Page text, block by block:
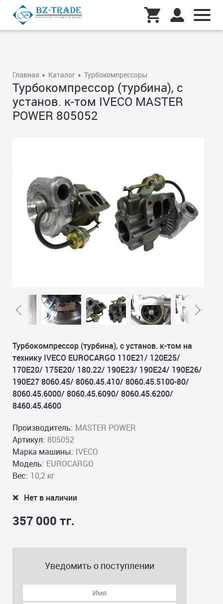
Главная Каталог Турбокомпрессоры
Турбокомпрессор (турбина), с
установ. к-том IVECO MASTER
POWER 805052
Турбокомпрессор (турбина), с установ. к-том на
технику IVECO EUROCARGO 110E21/ 120E25/
170E20/ 175E20/ 180.22/ 190E23/ 190E24/ 190E26/
190E27 8060.45/ 8060.45.410/ 8060.45.5100-80/
8060.45.6000/ 8060.45.6090/ 8060.45.6200/
8460.45.4600
Производитель: MASTER POWER
Артикул: 805052
Марка машины: IVECO
Модель: EUROCARGO
Вес: 10,2 кг
Нет в наличии
357 000 тг.
Уведомить о поступлении